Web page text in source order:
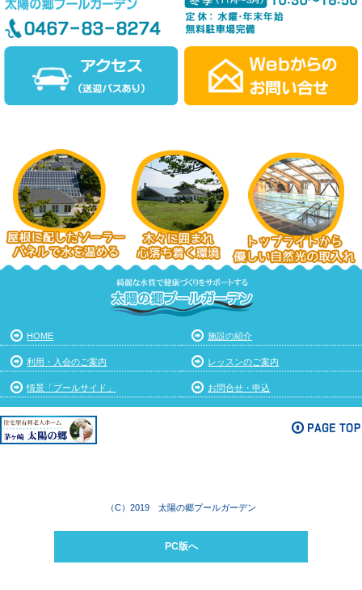
HOME 施設の紹介
利用・入会のご案内 レッスンのご案内
情景「プールサイド」 お問合せ・申込
（C）2019 太陽の郷プールガーデン
PC版へ